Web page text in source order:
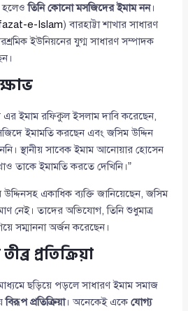
হলেওতিনি কোনো মসজিদের ইমাম নন।
e-Islam) বারহাট্টা শাখার সাধারণ
ইউনিয়নের যুগ্ম সাধারণ সম্পাদক
এর ইমাম রফিকুল ইসলাম দাবি করেছেন,
ইমামতি করছেন এবং জসিম উদ্দিন
স্থানীয় সাবেক ইমাম আনোয়ার হোসেন
তাকে ইমামতি করতে দেখিনি।”
উদ্দিনসহ একাধিক ব্যক্তি জানিয়েছেন, জসিম
নেই। তাদের অভিযোগ, তিনি শুধুমাত্র
সম্মাননা অর্জন করেছেন।
প্রতিক্রিয়া
ছড়িয়ে পড়লে সাধারণ ইমাম সমাজ
বিরূপ প্রতিক্রিয়া। অনেকেই একেযোগ্য